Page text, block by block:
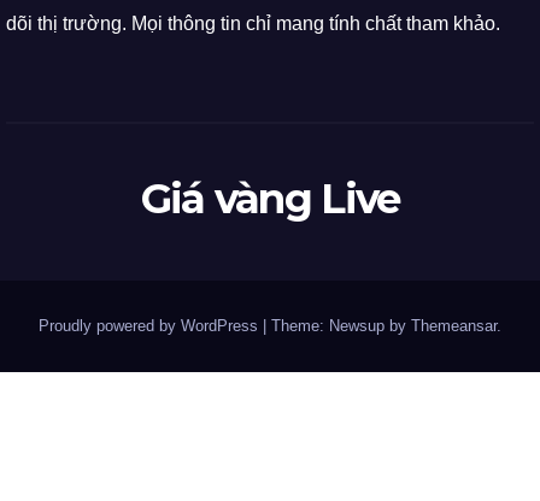
dõi thị trường. Mọi thông tin chỉ mang tính chất tham khảo.
Giá vàng Live
Proudly powered by WordPress Theme: Newsup by Themeansar.